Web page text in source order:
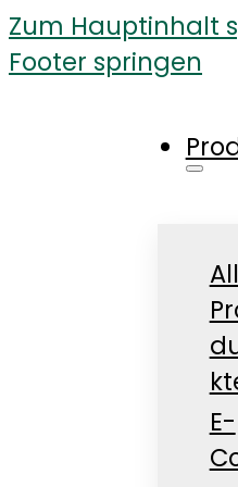
Zum Hauptinhalt
Footer springen
E-